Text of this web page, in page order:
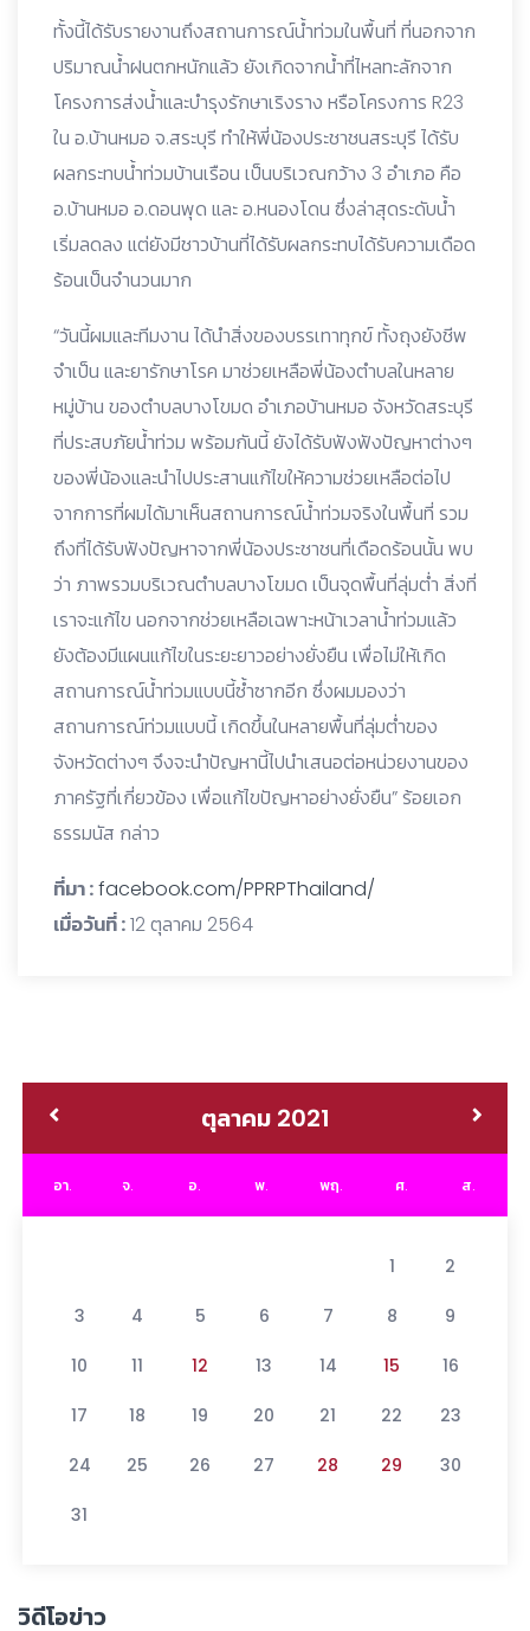
ทั้งนี้ได้รับรายงานถึงสถานการณ์น้ำท่วมในพื้นที่ ที่นอกจาก
ปริมาณน้ำฝนตกหนักแล้ว ยังเกิดจากน้ำที่ไหลทะลักจาก
โครงการส่งน้ำและบำรุงรักษาเริงราง หรือโครงการ R23
ใน อ.บ้านหมอ จ.สระบุรี ทำให้พี่น้องประชาชนสระบุรี ได้รับ
ผลกระทบน้ำท่วมบ้านเรือน เป็นบริเวณกว้าง 3 อำเภอ คือ
อ.บ้านหมอ อ.ดอนพุด และ อ.หนองโดน ซึ่งล่าสุดระดับน้ำ
เริ่มลดลง แต่ยังมีชาวบ้านที่ได้รับผลกระทบได้รับความเดือด
ร้อนเป็นจำนวนมาก
“วันนี้ผมและทีมงาน ได้นำสิ่งของบรรเทาทุกข์ ทั้งถุงยังชีพ
จำเป็น และยารักษาโรค มาช่วยเหลือพี่น้องตำบลในหลาย
หมู่บ้าน ของตำบลบางโขมด อำเภอบ้านหมอ จังหวัดสระบุรี
ที่ประสบภัยน้ำท่วม พร้อมกันนี้ ยังได้รับฟังฟังปัญหาต่างๆ
ของพี่น้องและนำไปประสานแก้ไขให้ความช่วยเหลือต่อไป
จากการที่ผมได้มาเห็นสถานการณ์น้ำท่วมจริงในพื้นที่ รวม
ถึงที่ได้รับฟังปัญหาจากพี่น้องประชาชนที่เดือดร้อนนั้น พบ
ว่า ภาพรวมบริเวณตำบลบางโขมด เป็นจุดพื้นที่ลุ่มต่ำ สิ่งที่
เราจะแก้ไข นอกจากช่วยเหลือเฉพาะหน้าเวลาน้ำท่วมแล้ว
ยังต้องมีแผนแก้ไขในระยะยาวอย่างยั่งยืน เพื่อไม่ให้เกิด
สถานการณ์น้ำท่วมแบบนี้ซ้ำซากอีก ซึ่งผมมองว่า
สถานการณ์ท่วมแบบนี้ เกิดขึ้นในหลายพื้นที่ลุ่มต่ำของ
จังหวัดต่างๆ จึงจะนำปัญหานี้ไปนำเสนอต่อหน่วยงานของ
ภาครัฐที่เกี่ยวข้อง เพื่อแก้ไขปัญหาอย่างยั่งยืน” ร้อยเอก
ธรรมนัส กล่าว
ที่มา :facebook.com/PPRPThailand/
เมื่อวันที่ :12 ตุลาคม 2564
ตุลาคม 2021
อา. จ. อ. พ. พฤ. ศ. ส.
1 2
3 4 5 6 7 8 9
10 11 12 13 14 15 16
17 18 19 20 21 22 23
24 25 26 27 28 29 30
31
วิดีโอข่าว